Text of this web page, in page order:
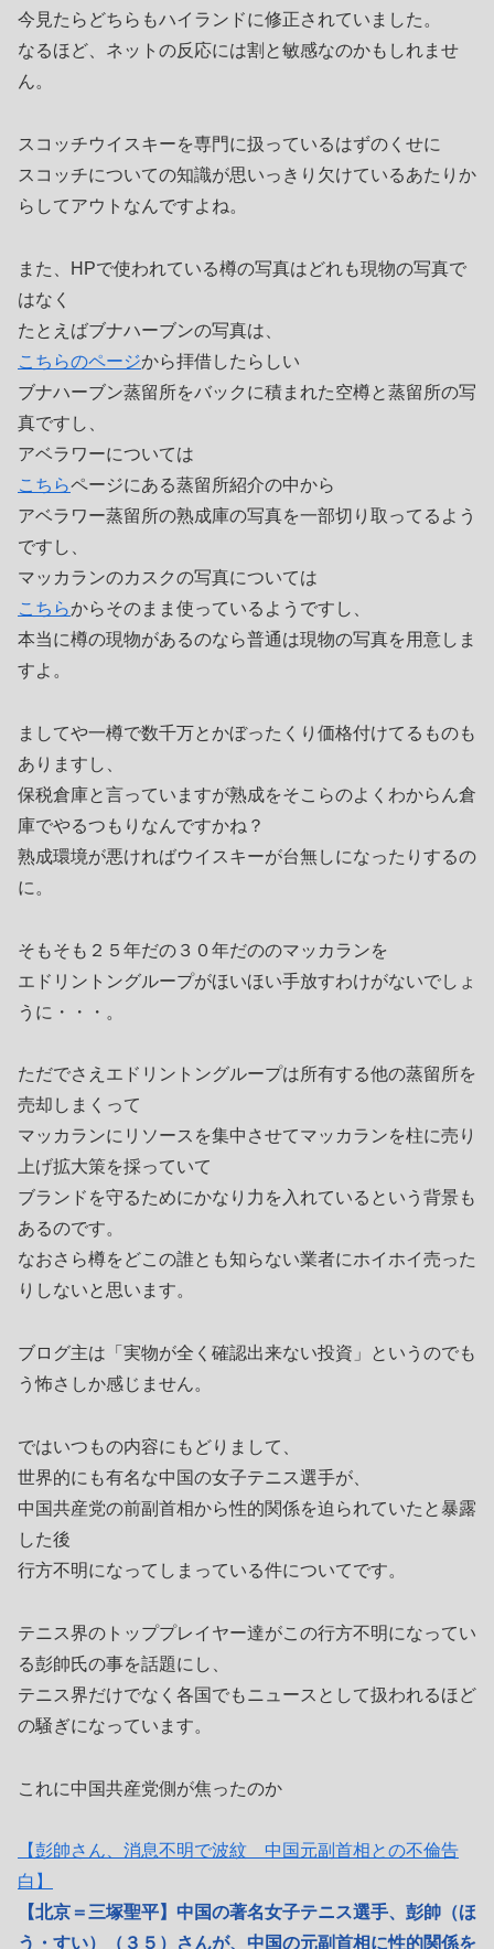
今見たらどちらもハイランドに修正されていました。
なるほど、ネットの反応には割と敏感なのかもしれませ
ん。
スコッチウイスキーを専門に扱っているはずのくせに
スコッチについての知識が思いっきり欠けているあたりか
らしてアウトなんですよね。
また、HPで使われている樽の写真はどれも現物の写真で
はなく
たとえばブナハーブンの写真は、
こちらのページから拝借したらしい
ブナハーブン蒸留所をバックに積まれた空樽と蒸留所の写
真ですし、
アベラワーについては
こちらページにある蒸留所紹介の中から
アベラワー蒸留所の熟成庫の写真を一部切り取ってるよう
ですし、
マッカランのカスクの写真については
こちらからそのまま使っているようですし、
本当に樽の現物があるのなら普通は現物の写真を用意しま
すよ。
ましてや一樽で数千万とかぼったくり価格付けてるものも
ありますし、
保税倉庫と言っていますが熟成をそこらのよくわからん倉
庫でやるつもりなんですかね？
熟成環境が悪ければウイスキーが台無しになったりするの
に。
そもそも２５年だの３０年だののマッカランを
エドリントングループがほいほい手放すわけがないでしょ
うに・・・。
ただでさえエドリントングループは所有する他の蒸留所を
売却しまくって
マッカランにリソースを集中させてマッカランを柱に売り
上げ拡大策を採っていて
ブランドを守るためにかなり力を入れているという背景も
あるのです。
なおさら樽をどこの誰とも知らない業者にホイホイ売った
りしないと思います。
ブログ主は「実物が全く確認出来ない投資」というのでも
う怖さしか感じません。
ではいつもの内容にもどりまして、
世界的にも有名な中国の女子テニス選手が、
中国共産党の前副首相から性的関係を迫られていたと暴露
した後
行方不明になってしまっている件についてです。
テニス界のトッププレイヤー達がこの行方不明になってい
る彭帥氏の事を話題にし、
テニス界だけでなく各国でもニュースとして扱われるほど
の騒ぎになっています。
これに中国共産党側が焦ったのか
【彭帥さん、消息不明で波紋 中国元副首相との不倫告
白】
【北京＝三塚聖平】中国の著名女子テニス選手、彭帥（ほ
う・すい）（３５）さんが、中国の元副首相に性的関係を